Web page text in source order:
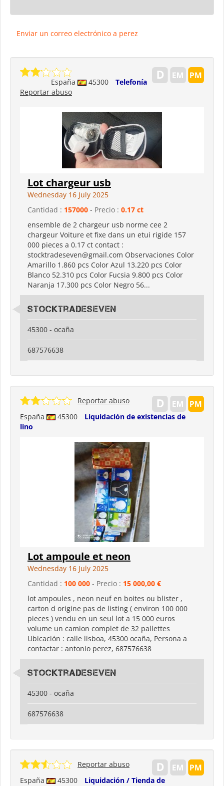
Enviar un correo electrónico a perez
España 45300
Telefonía
Reportar abuso
Lot chargeur usb
Wednesday 16 July 2025
Cantidad : 157000 - Precio : 0.17 ct
ensemble de 2 chargeur usb norme cee 2
chargeur Voiture et fixe dans un etui rigide 157
000 pieces a 0.17 ct contact :
stocktradeseven@gmail.com Observaciones Color
Amarillo 1.860 pcs Color Azul 13.220 pcs Color
Blanco 52.310 pcs Color Fucsia 9.800 pcs Color
Naranja 17.300 pcs Color Negro 56...
stocktradeseven
45300 - ocaña
687576638
España 45300
Liquidación de existencias de
lino
Reportar abuso
Lot ampoule et neon
Wednesday 16 July 2025
Cantidad : 100 000 - Precio : 15 000,00 €
lot ampoules , neon neuf en boites ou blister ,
carton d origine pas de listing ( environ 100 000
pieces ) vendu en un seul lot a 15 000 euros
volume un camion complet de 32 pallettes
Ubicación : calle lisboa, 45300 ocaña, Persona a
contactar : antonio perez, 687576638
stocktradeseven
45300 - ocaña
687576638
España 45300
Liquidación / Tienda de
Reportar abuso